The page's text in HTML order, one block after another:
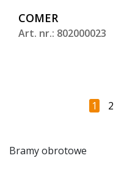
COMER
Art. nr.: 802000023
1 2
Bramy obrotowe